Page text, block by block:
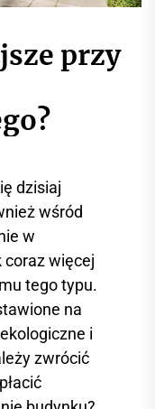
przy
dzisiaj
wśród
w
coraz więcej
tego typu.
na
i
zwrócić